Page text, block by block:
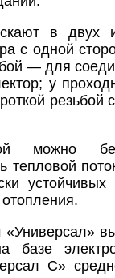
в двух
с одной
— для
у
можно
базе
С»